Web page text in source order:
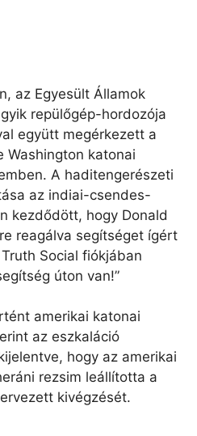
az Egyesült Államok
repülőgép-hordozója
együtt megérkezett a
Washington katonai
A haditengerészeti
az indiai-csendes-
kezdődött, hogy Donald
reagálva segítséget ígért
Social fiókjában
úton van!”
amerikai katonai
az eszkaláció
hogy az amerikai
rezsim leállította a
kivégzését.